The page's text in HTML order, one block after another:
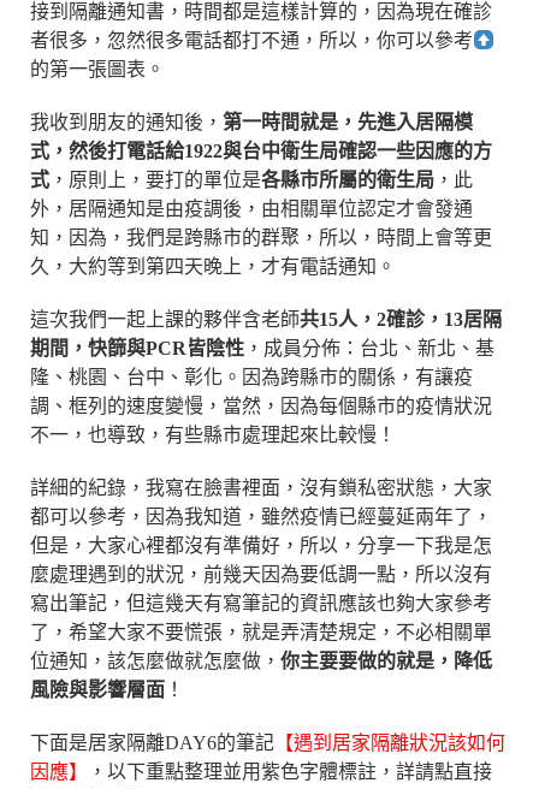
接到隔離通知書，時間都是這樣計算的，因為現在確診
者很多，忽然很多電話都打不通，所以，你可以參考
的第一張圖表。
我收到朋友的通知後， 第一時間就是，先進入居隔模
式，然後打電話給1922與台中衛生局確認一些因應的方
式 ，原則上，要打的單位是各縣市所屬的衛生局 ，此
外，居隔通知是由疫調後，由相關單位認定才會發通
知，因為，我們是跨縣市的群聚，所以，時間上會等更
久，大約等到第四天晚上，才有電話通知。
這次我們一起上課的夥伴含老師共15人，2確診，13居隔
期間，快篩與PCR皆陰性 ，成員分佈：台北、新北、基
隆、桃園、台中、彰化。因為跨縣市的關係，有讓疫
調、框列的速度變慢，當然，因為每個縣市的疫情狀況
不一，也導致，有些縣市處理起來比較慢！
詳細的紀錄，我寫在臉書裡面，沒有鎖私密狀態，大家
都可以參考，因為我知道，雖然疫情已經蔓延兩年了，
但是，大家心裡都沒有準備好，所以，分享一下我是怎
麼處理遇到的狀況，前幾天因為要低調一點，所以沒有
寫出筆記，但這幾天有寫筆記的資訊應該也夠大家參考
了，希望大家不要慌張，就是弄清楚規定，不必相關單
位通知，該怎麼做就怎麼做， 你主要要做的就是，降低
風險與影響層面 ！
下面是居家隔離DAY6的筆記 【遇到居家隔離狀況該如何
因應】
，以下重點整理並用紫色字體標註，詳請點直接